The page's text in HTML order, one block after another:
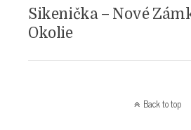
Sikenička – Nové
Okolie
Back to top